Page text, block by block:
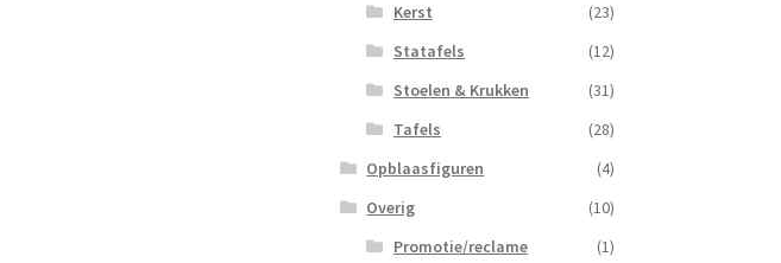
Kerst
(23)
Statafels
(12)
Stoelen & Krukken
(31)
Tafels
(28)
Opblaasfiguren
(4)
Overig
(10)
Promotie/reclame
(1)